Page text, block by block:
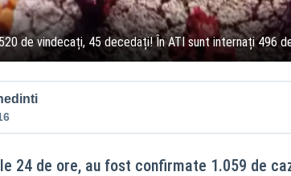
de vindecați, 45 decedați! În ATI sunt internați 496
24 de ore, au fost confirmate 1.059 de